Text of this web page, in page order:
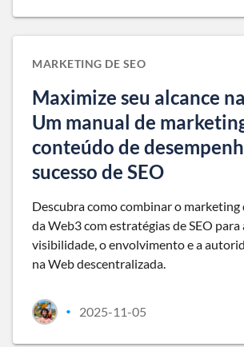
MARKETING DE SEO
Maximize seu alcance
Um manual de
conteúdo de
sucesso de SEO
Descubra como combinar o
da Web3 com estratégias de SEO
visibilidade, o envolvimento e a
na Web descentralizada.
• 2025-11-05